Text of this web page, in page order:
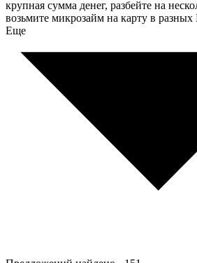
крупная сумма денег, разбейте на
возьмите микрозайм на карту в
Еще